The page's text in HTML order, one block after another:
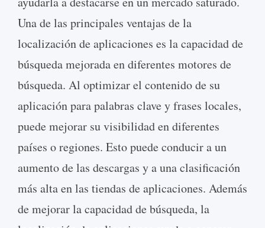
Una de las principales ventajas de la
localización de aplicaciones es la capacidad de
búsqueda mejorada en diferentes motores de
búsqueda. Al optimizar el contenido de su
aplicación para palabras clave y frases locales,
puede mejorar su visibilidad en diferentes
países o regiones. Esto puede conducir a un
aumento de las descargas y a una clasificación
más alta en las tiendas de aplicaciones. Además
de mejorar la capacidad de búsqueda, la